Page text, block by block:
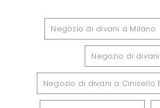
Negozio di divani a Milano
Negozio di
Negozio di divani a Cinisello